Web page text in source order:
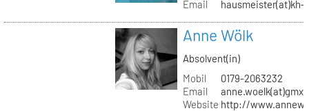
Email
hausmeister(at)kh-
Anne Wölk
Absolvent(in)
Mobil
0179-2063232
Email
Website http://